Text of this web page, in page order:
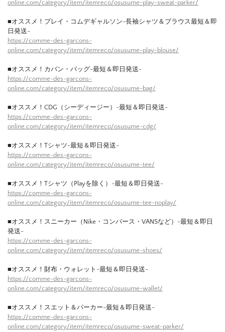
online.com/category/item/itemreco/osusume-play-sweat-parker/
■オススメ！プレイ・コムデギャルソン-長袖シャツ＆ブラウス最短＆即
日発送-
https://comme-des-garcons-
online.com/category/item/itemreco/osusume-play-blouse/
■オススメ！カバン・バッグ-最短＆即日発送-
https://comme-des-garcons-
online.com/category/item/itemreco/osusume-bag/
■オススメ！CDG（シーディージー）-最短＆即日発送-
https://comme-des-garcons-
online.com/category/item/itemreco/osusume-cdg/
■オススメ！Tシャツ-最短＆即日発送-
https://comme-des-garcons-
online.com/category/item/itemreco/osusume-tee/
■オススメ！Tシャツ（Playを除く）-最短＆即日発送-
https://comme-des-garcons-
online.com/category/item/itemreco/osusume-tee-noplay/
■オススメ！スニーカー（Nike・コンバース・VANSなど）-最短＆即日
発送-
https://comme-des-garcons-
online.com/category/item/itemreco/osusume-shoes/
■オススメ！財布・ウォレット-最短＆即日発送-
https://comme-des-garcons-
online.com/category/item/itemreco/osusume-wallet/
■オススメ！スエット＆パーカー-最短＆即日発送-
https://comme-des-garcons-
online.com/category/item/itemreco/osusume-sweat-parker/